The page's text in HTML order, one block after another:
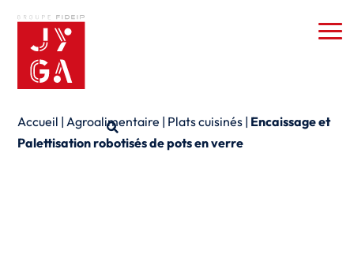
Accueil |Agroalimentaire | Plats cuisinés | Encaissage et
Palettisation robotisés de pots en verre